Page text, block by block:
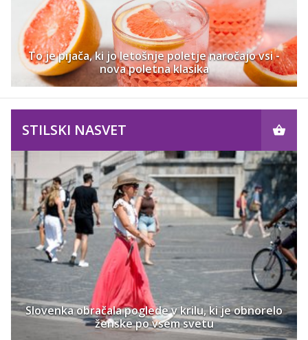
To je pijača, ki jo letošnje poletje naročajo vsi -
nova poletna klasika
STILSKI NASVET
Slovenka obračala poglede v krilu, ki je obnorelo
ženske po vsem svetu